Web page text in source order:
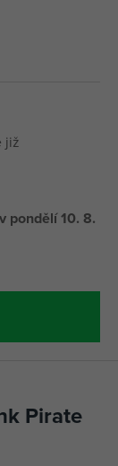
již
v pondělí 10. 8.
Pirate